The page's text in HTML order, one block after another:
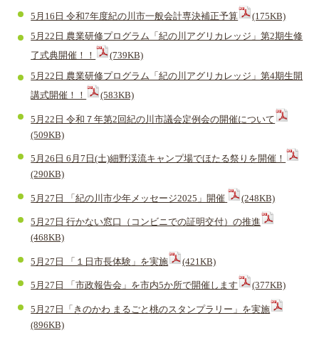
5月16日 令和7年度紀の川市一般会計専決補正予算 (175KB)
5月22日 農業研修プログラム「紀の川アグリカレッジ」第2期生修
了式典開催！！
(739KB)
5月22日 農業研修プログラム「紀の川アグリカレッジ」第4期生開
講式開催！！
(583KB)
5月22日 令和７年第2回紀の川市議会定例会の開催について
(509KB)
5月26日 6月7日(土)細野渓流キャンプ場でほたる祭りを開催！
(290KB)
5月27日 「紀の川市少年メッセージ2025」開催 (248KB)
5月27日 行かない窓口（コンビニでの証明交付）の推進
(468KB)
5月27日 「１日市長体験」を実施 (421KB)
5月27日 「市政報告会」を市内5か所で開催します (377KB)
5月27日「きのかわ まるごと桃のスタンプラリー」を実施
(896KB)